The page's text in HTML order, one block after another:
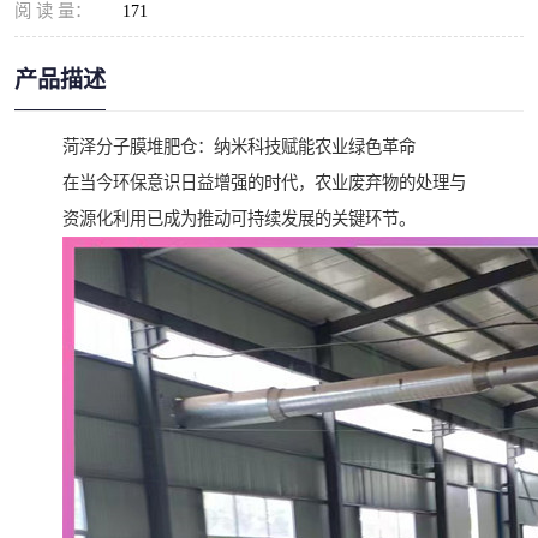
阅 读 量： 171
产品描述
菏泽分子膜堆肥仓：纳米科技赋能农业绿色革命
在当今环保意识日益增强的时代，农业废弃物的处理与
资源化利用已成为推动可持续发展的关键环节。